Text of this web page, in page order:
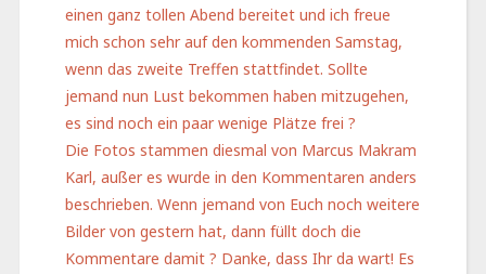
einen ganz tollen Abend bereitet und ich freue
mich schon sehr auf den kommenden Samstag,
wenn das zweite Treffen stattfindet. Sollte
jemand nun Lust bekommen haben mitzugehen,
es sind noch ein paar wenige Plätze frei ?
Die Fotos stammen diesmal von Marcus Makram
Karl, außer es wurde in den Kommentaren anders
beschrieben. Wenn jemand von Euch noch weitere
Bilder von gestern hat, dann füllt doch die
Kommentare damit ? Danke, dass Ihr da wart! Es